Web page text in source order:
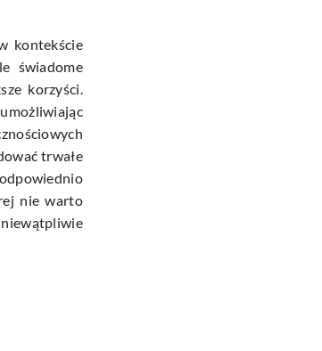
kontekście
świadome
korzyści.
trwałe
nie warto